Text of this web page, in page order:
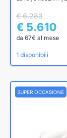
€ 6.283
€ 5.610
da 67€ al mese
1 disponibili
SUPER OCCASIONE